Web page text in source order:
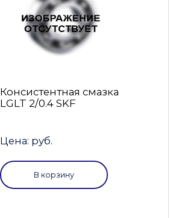
Консистентная смазка
LGLT 2/0.4 SKF
Цена: руб.
В корзину